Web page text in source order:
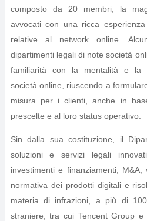
composto da 20 membri, la
avvocati con una ricca
relative al network online.
dipartimenti legali di note società
familiarità con la mentalità e la
società online, riuscendo a
misura per i clienti, anche in
prescelte e al loro status operativo.
Sin dalla sua costituzione, il
soluzioni e servizi legali
investimenti e finanziamenti, M&A,
normativa dei prodotti digitali e
materia di infrazioni, a più di
straniere, tra cui Tencent Group